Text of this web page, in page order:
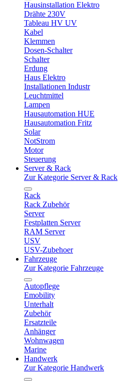
Hausinstallation Elektro
Drähte 230V
Tableau HV UV
Kabel
Klemmen
Dosen-Schalter
Schalter
Erdung
Haus Elektro
Installationen Industr
Leuchtmittel
Lampen
Hausautomation HUE
Hausautomation Fritz
Solar
NotStrom
Motor
Steuerung
Server & Rack
Zur Kategorie Server & Rack
Rack
Rack Zubehör
Server
Festplatten Server
RAM Server
USV
USV-Zubehoer
Fahrzeuge
Zur Kategorie Fahrzeuge
Autopflege
Emobility
Unterhalt
Zubehör
Ersatzteile
Anhänger
Wohnwagen
Marine
Handwerk
Zur Kategorie Handwerk